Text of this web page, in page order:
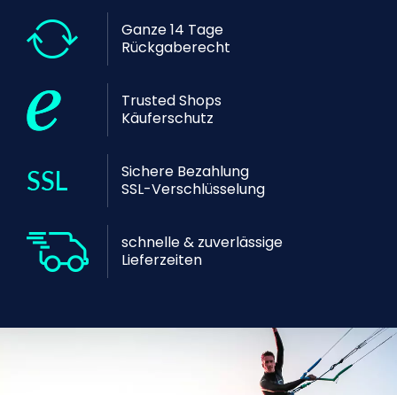
Ganze 14 Tage
Rückgaberecht
Trusted Shops
Käuferschutz
Sichere Bezahlung
SSL-Verschlüsselung
schnelle & zuverlässige
Lieferzeiten